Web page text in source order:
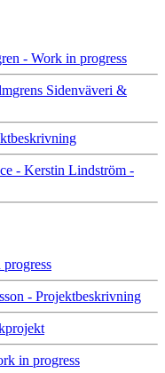
- Work in progress
Sidenväveri &
- Kerstin Lindström -
- Projektbeskrivning
in progress